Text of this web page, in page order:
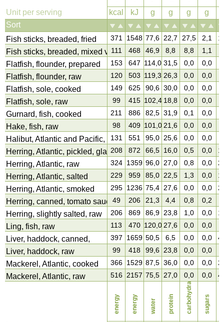
Unit per serving kcal kJ g g g g
Sort
Fish sticks, breaded, fried
371 1548 77,6 22,7 27,5 2,1
Fish sticks, breaded, mixed varieties, raw
111 468 46,9 8,8 8,8 1,1
Flatfish, flounder, prepared 153 647 114,0 31,5 0,0 0,0
Flatfish, flounder, raw 120 503 119,3 26,3 0,0 0,0
Flatfish, sole, cooked 149 625 90,6 30,0 0,0 0,0
Flatfish, sole, raw 99 415 102,4 18,8 0,0 0,0
Gurnard, fish, cooked 211 886 82,5 31,9 0,1 0,0
Hake, fish, raw 98 409 101,0 21,6 0,0 0,0
Halibut, Atlantic and Pacific, white, raw
131 551 95,0 25,6 0,0 0,0
Herring, Atlantic, pickled, glas208 872 66,5 16,0 0,5 0,0
Herring, Atlantic, raw 324 1359 96,0 27,0 0,8 0,0
Herring, Atlantic, salted 229 959 85,0 22,5 1,3 0,0
Herring, Atlantic, smoked 295 1236 75,4 27,6 0,0 0,0
Herring, canned, tomato sauce49 206 21,3 4,4 0,8 0,2
Herring, slightly salted, raw 206 869 86,9 23,8 1,0 0,0
Ling, fish, raw 113 470 120,0 27,6 0,0 0,0
Liver, haddock, canned, 397 1659 50,5 6,5 0,0 0,0
Liver, haddock, raw 99 418 99,6 23,8 0,0 0,0
Mackerel, Atlantic, cooked 366 1529 87,5 36,0 0,0 0,0
Mackerel, Atlantic, raw 516 2157 75,5 27,0 0,0 0,0
energy energy water protein carbohydrates sugars